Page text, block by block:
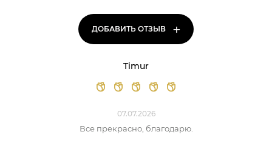
ДОБАВИТЬ ОТЗЫВ +
Timur
07.07.2026
Все прекрасно, благодарю.